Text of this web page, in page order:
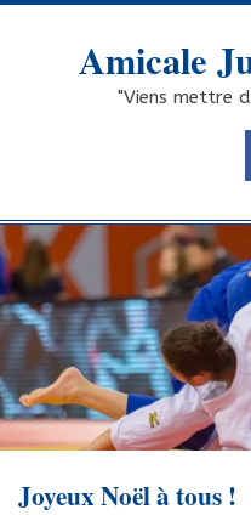
Skip
Amicale
"Viens mettre
Joyeux Noël à tous !